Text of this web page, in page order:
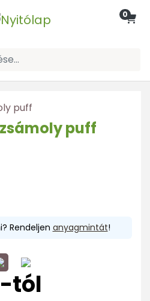
0
puff
puff
Rendeljen anyagmintát!
tól